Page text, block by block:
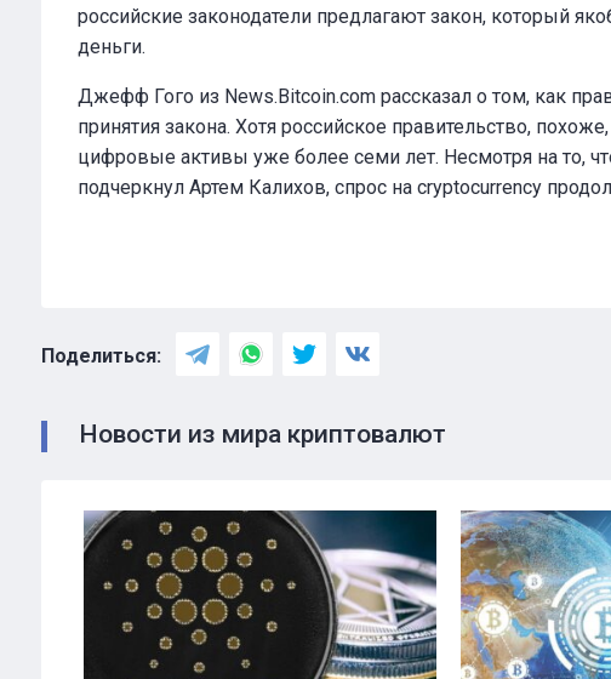
российские законодатели предлагают закон, который
деньги.
Джефф Гого из News.Bitcoin.com рассказал о том, как
принятия закона. Хотя российское правительство,
цифровые активы уже более семи лет. Несмотря на то,
подчеркнул Артем Калихов, спрос на cryptocurrency
Поделиться:
Новости из мира криптовалют